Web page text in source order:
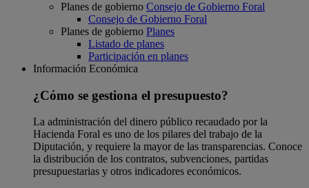
Planes de gobierno Consejo de Gobierno Foral
Consejo de Gobierno Foral
Planes de gobierno Planes
Listado de planes
Participación en planes
Información Económica
¿Cómo se gestiona el presupuesto?
La administración del dinero público recaudado por la
Hacienda Foral es uno de los pilares del trabajo de la
Diputación, y requiere la mayor de las transparencias. Conoce
la distribución de los contratos, subvenciones, partidas
presupuestarias y otros indicadores económicos.